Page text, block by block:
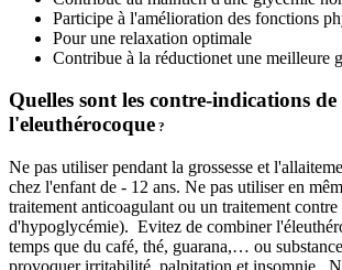
Participe à l'amélioration des fonctions
Pour une relaxation optimale
Contribue à la réductionet une meilleure
Quelles sont les contre-indications de
l'eleuthérocoque ?
Ne pas utiliser pendant la grossesse et
chez l'enfant de - 12 ans. Ne pas utiliser en
traitement anticoagulant ou un traitement
d'hypoglycémie). Evitez de combiner
temps que du café, thé, guarana,… ou